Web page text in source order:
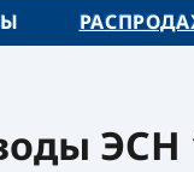
ЭСН